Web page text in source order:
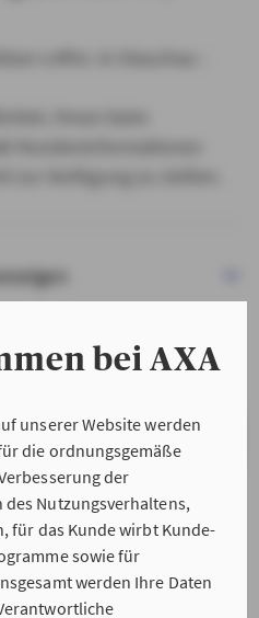
bei AXA
unserer Website werden
die ordnungsgemäße
der
Nutzungsverhaltens,
für das Kunde wirbt Kunde-
sowie für
werden Ihre Daten
& WEITER